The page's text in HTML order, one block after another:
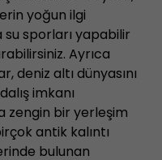
yoğun ilgi
sporları yapabilir
Ayrıca
deniz altı dünyasını
imkanı
zengin bir yerleşim
antik kalıntı
bulunan